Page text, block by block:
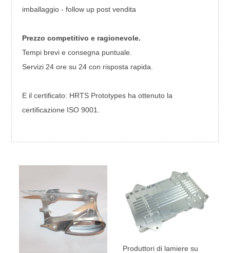
imballaggio - follow up post vendita
Prezzo competitivo e ragionevole.
Tempi brevi e consegna puntuale.
Servizi 24 ore su 24 con risposta rapida.
E il certificato: HRTS Prototypes ha ottenuto la
certificazione ISO 9001.
Produttori di lamiere su